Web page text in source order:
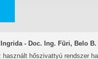
- Doc. Ing. Füri, Belo B.
hőszivattyú rendszer